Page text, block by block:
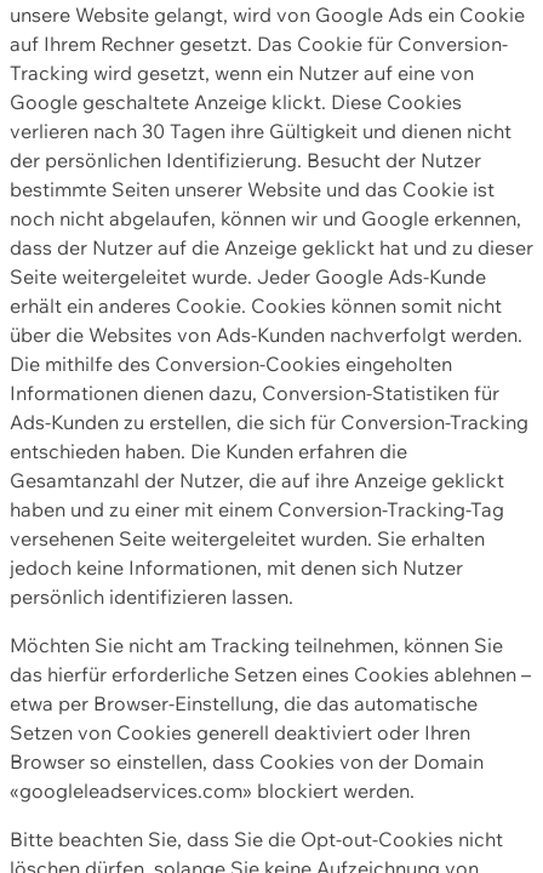
unsere Website gelangt, wird von Google Ads ein Cookie
auf Ihrem Rechner gesetzt. Das Cookie für Conversion-
Tracking wird gesetzt, wenn ein Nutzer auf eine von
Google geschaltete Anzeige klickt. Diese Cookies
verlieren nach 30 Tagen ihre Gültigkeit und dienen nicht
der persönlichen Identifizierung. Besucht der Nutzer
bestimmte Seiten unserer Website und das Cookie ist
noch nicht abgelaufen, können wir und Google erkennen,
dass der Nutzer auf die Anzeige geklickt hat und zu dieser
Seite weitergeleitet wurde. Jeder Google Ads-Kunde
erhält ein anderes Cookie. Cookies können somit nicht
über die Websites von Ads-Kunden nachverfolgt werden.
Die mithilfe des Conversion-Cookies eingeholten
Informationen dienen dazu, Conversion-Statistiken für
Ads-Kunden zu erstellen, die sich für Conversion-Tracking
entschieden haben. Die Kunden erfahren die
Gesamtanzahl der Nutzer, die auf ihre Anzeige geklickt
haben und zu einer mit einem Conversion-Tracking-Tag
versehenen Seite weitergeleitet wurden. Sie erhalten
jedoch keine Informationen, mit denen sich Nutzer
persönlich identifizieren lassen.
Möchten Sie nicht am Tracking teilnehmen, können Sie
das hierfür erforderliche Setzen eines Cookies ablehnen –
etwa per Browser-Einstellung, die das automatische
Setzen von Cookies generell deaktiviert oder Ihren
Browser so einstellen, dass Cookies von der Domain
«googleleadservices.com» blockiert werden.
Bitte beachten Sie, dass Sie die Opt-out-Cookies nicht